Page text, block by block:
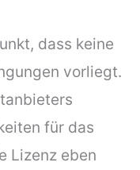
dass keine
vorliegt.
für das
Lizenz eben